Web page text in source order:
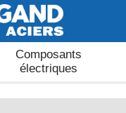
Composants
électriques